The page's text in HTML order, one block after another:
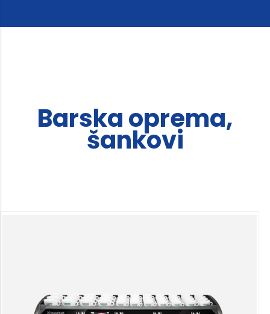
Barska oprema,
šankovi